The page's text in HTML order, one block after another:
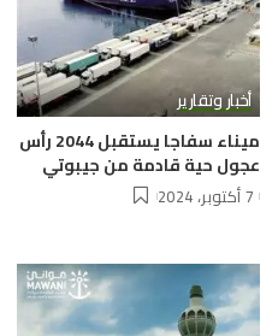
أخبار وتقارير
ميناء سفاجا يستقبل 2044 رأس
عجول حية قادمة من جيبوتي
7 أكتوبر، 2024